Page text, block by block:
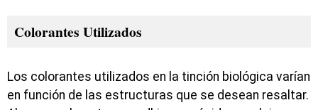
Colorantes Utilizados
Los colorantes utilizados en la tinción biológica varían
en función de las estructuras que se desean resaltar.